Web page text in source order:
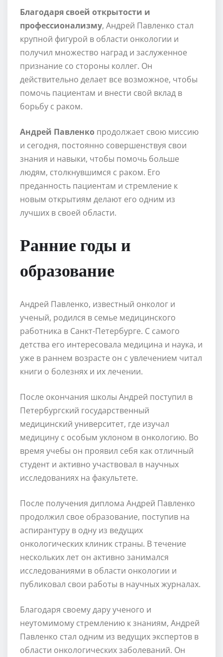
Благодаря своей открытости и
профессионализму, Андрей Павленко стал
крупной фигурой в области онкологии и
получил множество наград и заслуженное
признание со стороны коллег. Он
действительно делает все возможное, чтобы
помочь пациентам и внести свой вклад в
борьбу с раком.
Андрей Павленко продолжает свою миссию
и сегодня, постоянно совершенствуя свои
знания и навыки, чтобы помочь больше
людям, столкнувшимся с раком. Его
преданность пациентам и стремление к
новым открытиям делают его одним из
лучших в своей области.
Ранние годы и
образование
Андрей Павленко, известный онколог и
ученый, родился в семье медицинского
работника в Санкт-Петербурге. С самого
детства его интересовала медицина и наука, и
уже в раннем возрасте он с увлечением читал
книги о болезнях и их лечении.
После окончания школы Андрей поступил в
Петербургский государственный
медицинский университет, где изучал
медицину с особым уклоном в онкологию. Во
время учебы он проявил себя как отличный
студент и активно участвовал в научных
исследованиях на факультете.
После получения диплома Андрей Павленко
продолжил свое образование, поступив на
аспирантуру в одну из ведущих
онкологических клиник страны. В течение
нескольких лет он активно занимался
исследованиями в области онкологии и
публиковал свои работы в научных журналах.
Благодаря своему дару ученого и
неутомимому стремлению к знаниям, Андрей
Павленко стал одним из ведущих экспертов в
области онкологических заболеваний. Он